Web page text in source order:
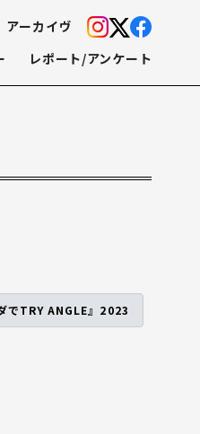
アーカイヴ
レポート/アンケート
でTRY ANGLE』2023